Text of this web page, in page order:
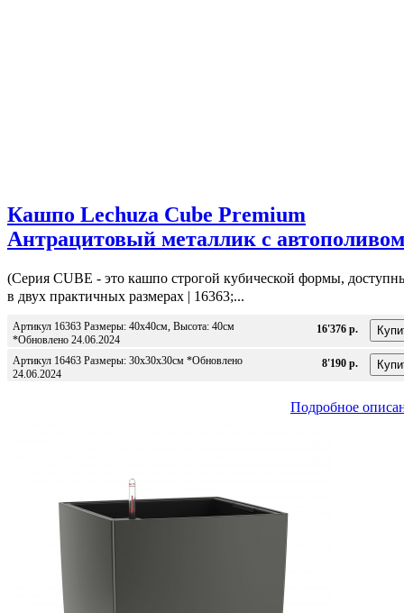
Кашпо Lechuza Cube Premium
Антрацитовый металлик с автополивом
(Серия CUBE - это кашпо строгой кубической формы,
в двух практичных размерах | 16363;...
Артикул 16363 Размеры: 40x40см, Высота: 40см
*Обновлено 24.06.2024
16'376 р.
Артикул 16463 Размеры: 30х30х30см *Обновлено
24.06.2024
8'190 р.
Подробное